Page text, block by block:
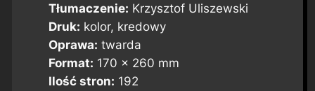
Tłumaczenie: Krzysztof Uliszewski
Druk: kolor, kredowy
Oprawa: twarda
Format: 170 x 260 mm
Ilość stron: 192